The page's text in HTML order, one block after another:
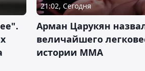
21:02, Сегодня
Арман Царукян
величайшего
истории ММА